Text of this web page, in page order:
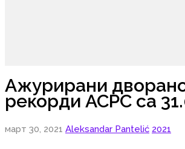
Ажурирани
рекорди АСРС са
март 30, 2021 Aleksandar Pantelić 2021